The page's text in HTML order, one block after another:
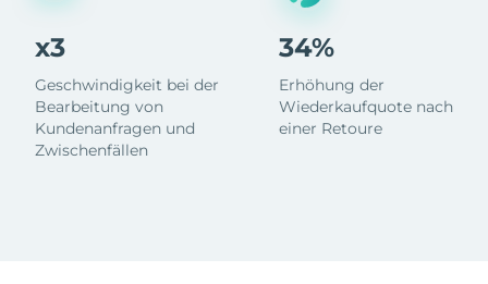
x3
Geschwindigkeit bei der
Bearbeitung von
Kundenanfragen und
Zwischenfällen
34%
Erhöhung der
Wiederkaufquote nach
einer Retoure